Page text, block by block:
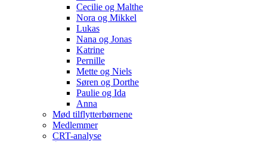
Cecilie og Malthe
Nora og Mikkel
Lukas
Nana og Jonas
Katrine
Pernille
Mette og Niels
Søren og Dorthe
Paulie og Ida
Anna
Mød tilflytterbørnene
Medlemmer
CRT-analyse